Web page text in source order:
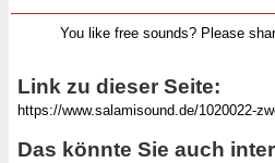
You like free sounds? Please
Link zu dieser Seite:
Das könnte Sie auch